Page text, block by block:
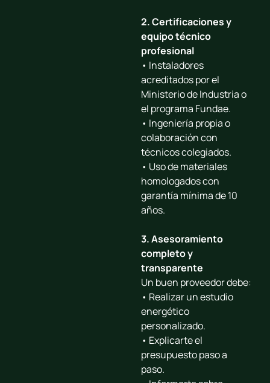
2. Certificaciones y
equipo técnico
profesional
• Instaladores
acreditados por el
Ministerio de Industria o
el programa Fundae.
• Ingeniería propia o
colaboración con
técnicos colegiados.
• Uso de materiales
homologados con
garantía mínima de 10
años.
3. Asesoramiento
completo y
transparente
Un buen proveedor debe:
• Realizar unestudio
energético
personalizado.
• Explicarte el
presupuesto paso a
paso.